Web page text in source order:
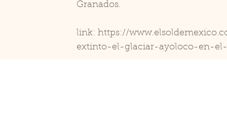
Granados.
link: https://
extinto-el-glaciar-ayoloco-en-